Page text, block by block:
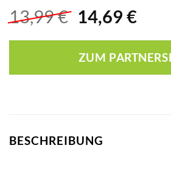
13,99€
war:
13,99 €
14,69 €
ist:
ZUM
BESCHREIBUNG